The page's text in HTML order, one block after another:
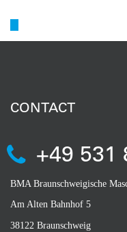
CONTACT
+49 531
BMA Braunschweigische
Am Alten Bahnhof 5
38122 Braunschweig